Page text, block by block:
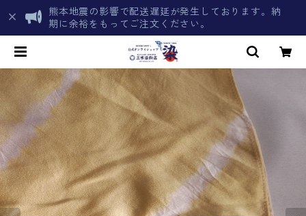
熊本地震の影響で配送遅延が発生しております。納
期に余裕をもってご注文ください。